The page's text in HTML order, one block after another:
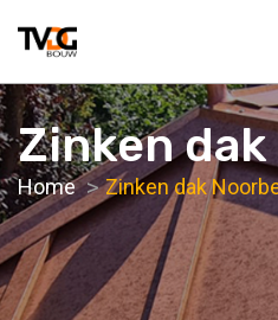
Zinken
Home Zinken dak